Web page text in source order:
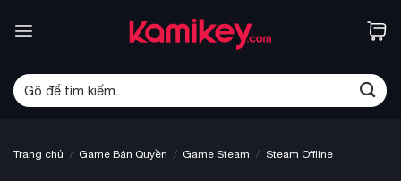
qua
dung
Tìm
kiếm:
Trang chủ / Game Bản Quyền / Game Steam / Steam Offline